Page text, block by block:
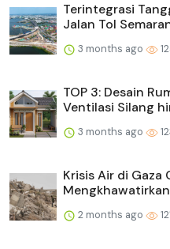
Terintegrasi
Jalan Tol
3 months ago
TOP 3: Desain
Ventilasi Silang
3 months ago
Krisis Air di Gaza
Mengkhawatirkan
2 months ago